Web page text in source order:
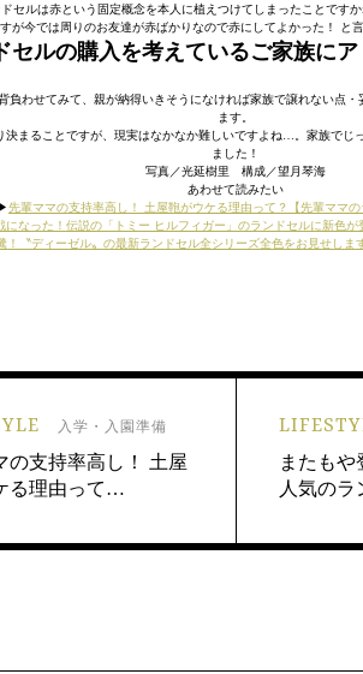
セルは赤という固定概念を本人に植えつけてしまったことです
が今では周りのお友達が赤ばかりなので赤にしてよかった！ と
セルの購入を考えているご家族に
負わせてみて、親が納得いきそうになければ家族で譲れない点
ます。
まることですが、現実はなかなか難しいですよね…。家族でじ
ました！
写真／光延樹里 構成／望月琴海
あわせて読みたい
先輩ママの支持率高し！ 土屋鞄がウケる理由って？【先輩ママの
になった！伝説の「トミー ヒルフィガー」のランドセルに新色が
！〝ディーゼル〟の最新ランドセル全シリーズ全色をお見せしま
入学・入園準備
の支持率高し！ 土屋
る理由って…
またもや
人気の